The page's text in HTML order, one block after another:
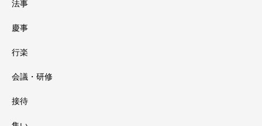
法事
慶事
行楽
会議・研修
接待